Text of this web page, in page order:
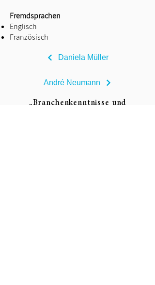
Fremdsprachen
Englisch
Französisch
Daniela Müller
André Neumann
„Branchenkenntnisse und